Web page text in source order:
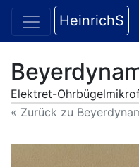
HeinrichS
Elektret-
« Zurück zu